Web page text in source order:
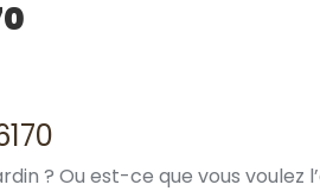
? Ou est-ce que vous